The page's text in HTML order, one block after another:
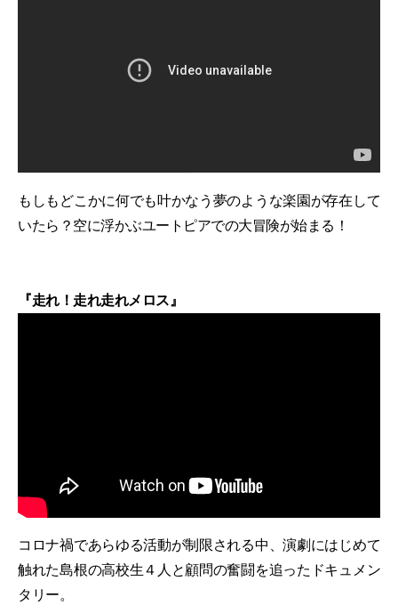
もしもどこかに何でも叶かなう夢のような楽園が存在して
いたら？空に浮かぶユートピアでの大冒険が始まる！
『走れ！走れ走れメロス』
コロナ禍であらゆる活動が制限される中、演劇にはじめて
触れた島根の高校生４人と顧問の奮闘を追ったドキュメン
タリー。